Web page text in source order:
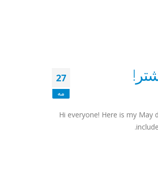
27
مه
Hi everyone! Here is my